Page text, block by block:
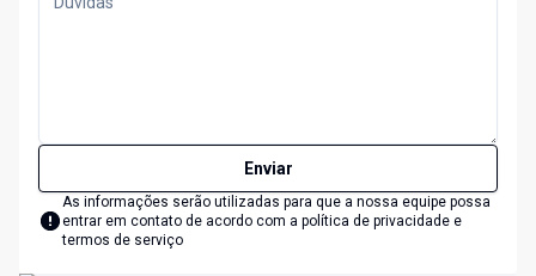
Enviar
As informações serão utilizadas para que a nossa equipe possa
entrar em contato de acordo com a política de privacidade e
termos de serviço